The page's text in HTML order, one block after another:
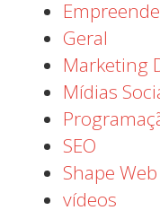
Geral
Marketing
Mídias
SEO
Shape Web
vídeos